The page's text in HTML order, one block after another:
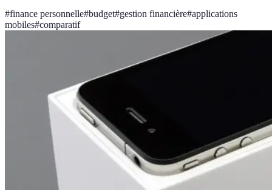
#finance personnelle#budget#gestion financière#applications
mobiles#comparatif